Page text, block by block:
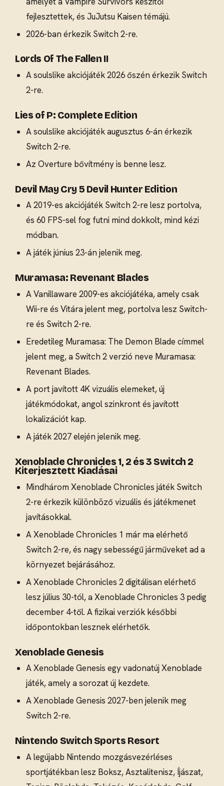
fejlesztettek, és JuJutsu Kaisen témájú.
2026-ban érkezik Switch 2-re.
Lords Of The Fallen II
A soulslike akciójáték 2026 őszén érkezik Switch
2-re.
Lies of P: Complete Edition
A soulslike akciójáték augusztus 6-án érkezik
Switch 2-re.
Az Overture bővítmény is benne lesz.
Devil May Cry 5 Devil Hunter Edition
A 2019-es akciójáték Switch 2-re lesz portolva,
és 60 FPS-sel fog futni mind dokkolt, mind kézi
módban.
A játék június 23-án jelenik meg.
Muramasa: Revenant Blades
A Vanillaware 2009-es akciójátéka, amely csak
Wii-re és Vitára jelent meg, portolva lesz Switch-
re és Switch 2-re.
Eredetileg Muramasa: The Demon Blade címmel
jelent meg, a Switch 2 verzió neve Muramasa:
Revenant Blades.
A port javított 4K vizuális elemeket, új
játékmódokat, angol szinkront és javított
lokalizációt kap.
A játék 2027 elején jelenik meg.
Xenoblade Chronicles 1, 2 és 3 Switch 2
Kiterjesztett Kiadásai
Mindhárom Xenoblade Chronicles játék Switch
2-re érkezik különböző vizuális és játékmenet
javításokkal.
A Xenoblade Chronicles 1 már ma elérhető
Switch 2-re, és nagy sebességű járműveket ad a
környezet bejárásához.
A Xenoblade Chronicles 2 digitálisan elérhető
lesz július 30-tól, a Xenoblade Chronicles 3 pedig
december 4-től. A fizikai verziók későbbi
időpontokban lesznek elérhetők.
Xenoblade Genesis
A Xenoblade Genesis egy vadonatúj Xenoblade
játék, amely a sorozat új kezdete.
A Xenoblade Genesis 2027-ben jelenik meg
Switch 2-re.
Nintendo Switch Sports Resort
A legújabb Nintendo mozgásvezérléses
sportjátékban lesz Boksz, Asztalitenisz, Íjászat,